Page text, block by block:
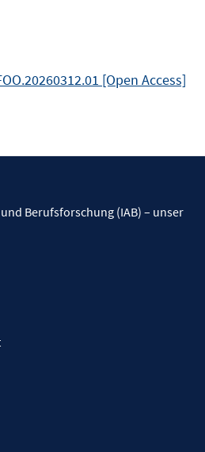
[Open Access]
Berufsforschung (IAB) – unser